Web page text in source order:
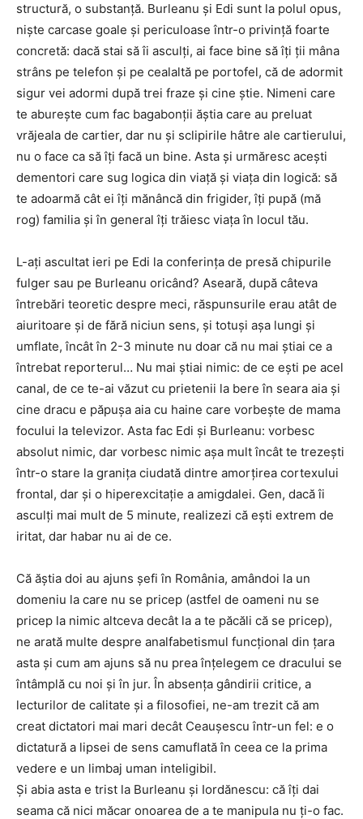
structură, o substanță. Burleanu și Edi sunt la polul opus,
niște carcase goale și periculoase într-o privință foarte
concretă: dacă stai să îi asculți, ai face bine să îți ții mâna
strâns pe telefon și pe cealaltă pe portofel, că de adormit
sigur vei adormi după trei fraze și cine știe. Nimeni care
te aburește cum fac bagabonții ăștia care au preluat
vrăjeala de cartier, dar nu și sclipirile hâtre ale cartierului,
nu o face ca să îți facă un bine. Asta și urmăresc acești
dementori care sug logica din viață și viața din logică: să
te adoarmă cât ei îți mănâncă din frigider, îți pupă (mă
rog) familia și în general îți trăiesc viața în locul tău.
L-ați ascultat ieri pe Edi la conferința de presă chipurile
fulger sau pe Burleanu oricând? Aseară, după câteva
întrebări teoretic despre meci, răspunsurile erau atât de
aiuritoare și de fără niciun sens, și totuși așa lungi și
umflate, încât în 2-3 minute nu doar că nu mai știai ce a
întrebat reporterul… Nu mai știai nimic: de ce ești pe acel
canal, de ce te-ai văzut cu prietenii la bere în seara aia și
cine dracu e păpușa aia cu haine care vorbește de mama
focului la televizor. Asta fac Edi și Burleanu: vorbesc
absolut nimic, dar vorbesc nimic așa mult încât te trezești
într-o stare la granița ciudată dintre amorțirea cortexului
frontal, dar și o hiperexcitație a amigdalei. Gen, dacă îi
asculți mai mult de 5 minute, realizezi că ești extrem de
iritat, dar habar nu ai de ce.
Că ăștia doi au ajuns șefi în România, amândoi la un
domeniu la care nu se pricep (astfel de oameni nu se
pricep la nimic altceva decât la a te păcăli că se pricep),
ne arată multe despre analfabetismul funcțional din țara
asta și cum am ajuns să nu prea înțelegem ce dracului se
întâmplă cu noi și în jur. În absența gândirii critice, a
lecturilor de calitate și a filosofiei, ne-am trezit că am
creat dictatori mai mari decât Ceaușescu într-un fel: e o
dictatură a lipsei de sens camuflată în ceea ce la prima
vedere e un limbaj uman inteligibil.
Și abia asta e trist la Burleanu și Iordănescu: că îți dai
seama că nici măcar onoarea de a te manipula nu ți-o fac.